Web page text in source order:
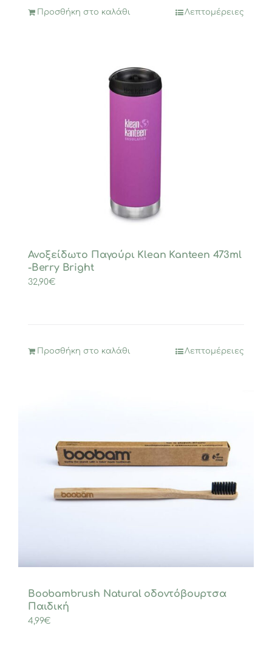
Προσθήκη στο καλάθι Λεπτομέρειες
Ανοξείδωτο Παγούρι Klean Kanteen 473ml
-Berry Bright
32,90€
Προσθήκη στο καλάθι Λεπτομέρειες
Boobambrush Natural οδοντόβουρτσα
Παιδική
4,99€